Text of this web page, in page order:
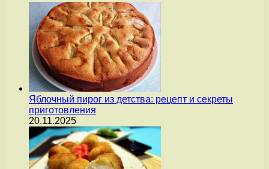
Яблочный пирог из детства: рецепт и секреты
приготовления
20.11.2025